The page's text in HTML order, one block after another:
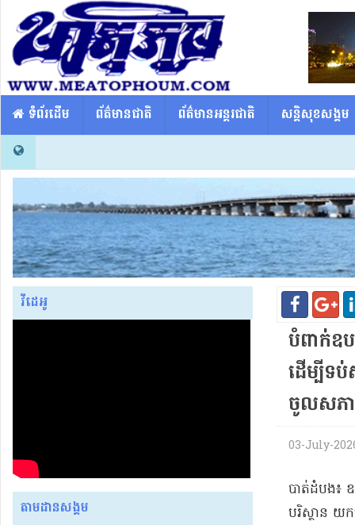
​​ ទំព័រដើម ព័ត៌មានជាតិ ព័ត៌មានអន្តរជាតិ សន្តិសុខសង្គម
វីដេអូ
តាមដានសង្គម
បំពាក់​ឧ
ដើម្បី​ទប់
ចូល​សភ
03-July-
បាត់ដំបង​៖
បរិស្ថាន យ